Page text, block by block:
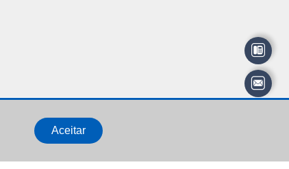
Política de privacidade
Aceitar